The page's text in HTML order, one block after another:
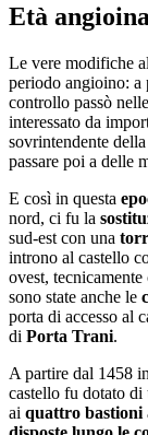
Età
Le vere modifiche
periodo angioino: a
controllo passò
interessato da
sovrintendente della
passare poi a delle
E così in questa
nord, ci fu la
sud-est con una
introno al castello
ovest, tecnicamente
sono state anche le
porta di accesso al
di Porta Trani.
A partire dal 1458
castello fu dotato di
ai quattro bastioni